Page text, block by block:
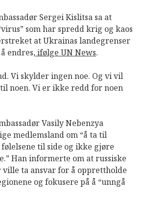
Sergei Kislitsa sa at
som har spredd krig og kaos
at Ukrainas landegrenser
endres,ifølge UN News.
Vi skylder ingen noe. Og vi vil
noen. Vi er ikke redd for noen
Vasily Nebenzya
medlemsland om “å ta til
til side og ikke gjøre
Han informerte om at russiske
ta ansvar for å opprettholde
og fokusere på å “unngå